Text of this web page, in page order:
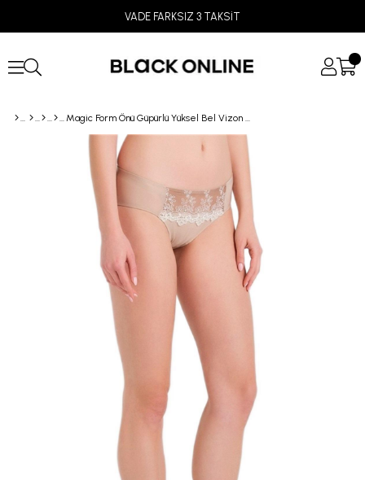
VADE FARKSIZ 3 TAKSİT
Magic Form Önü Güpürlü Yüksel Bel Vizon Külot 285